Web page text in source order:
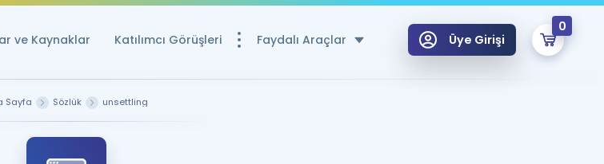
ve Kaynaklar Katılımcı Görüşleri Faydalı Araçlar Üye Girişi
0
Sayfa Sözlük unsettling